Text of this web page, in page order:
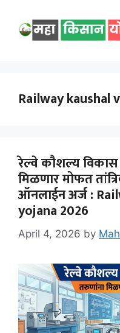
content
Railway kaushal
रेल्वे कौशल्य
मिळणार मोफत
ऑनलाईन अर्ज :
yojana 2026
April 4, 2026 by